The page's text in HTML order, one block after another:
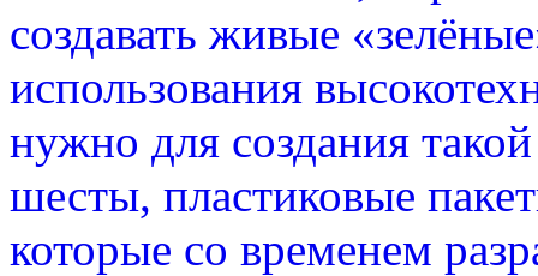
создавать живые
использования
нужно для создания
шесты, пластиковые
которые со временем